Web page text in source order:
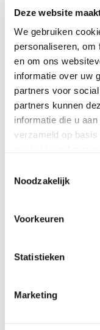
Deze website
We gebruiken
personaliseren, om
en om ons
informatie over uw
partners voor
partners kunnen
informatie die u
verzameld op
Noodzakelijk
Voorkeuren
Statistieken
Marketing
0416 - 39 12 30